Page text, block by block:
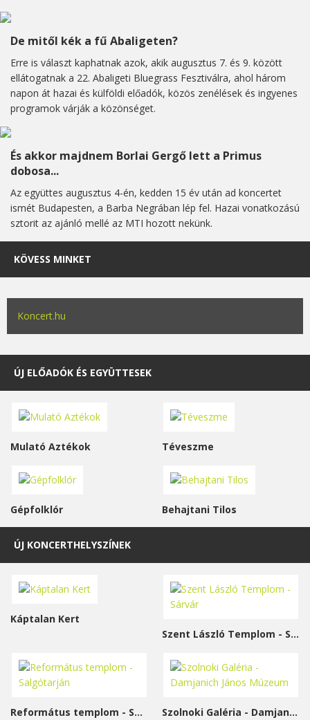
De mitől kék a fű Abaligeten?
Erre is választ kaphatnak azok, akik augusztus 7. és 9. között
ellátogatnak a 22. Abaligeti Bluegrass Fesztiválra, ahol három
napon át hazai és külföldi előadók, közös zenélések és ingyenes
programok várják a közönséget.
És akkor majdnem Borlai Gergő lett a Primus
dobosa...
Az együttes augusztus 4-én, kedden 15 év után ad koncertet
ismét Budapesten, a Barba Negrában lép fel. Hazai vonatkozású
sztorit az ajánló mellé az MTI hozott nekünk.
KÖVESS MINKET
Koncert.hu
ÚJ ELŐADÓK ÉS EGYÜTTESEK
Mulató Aztékok Téveszme
Gépfolklór Behajtani Tilos
ÚJ KONCERTHELYSZÍNEK
Káptalan Kert
Szent László Templom - Sárvár
Református templom - Salgótarján Szolnoki Galéria - Damjanich János Múzeum